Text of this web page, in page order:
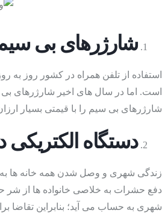
شارژرهای بی
استفاده از تلفن همراه در کشور روز به
است. اما در سال های اخیر شارژرهای
شارژرهای بی سیم را با قیمتی بسیار ارزان و مناسب در حدود ۴ تا ۵ دلار از تولیدکنندگان چینی بخرید و با فروش این محصولات
دستگاه
زندگی شهری و وصل شدن همه خانه ها
دفع حشرات به خلاصی خانواده ها از